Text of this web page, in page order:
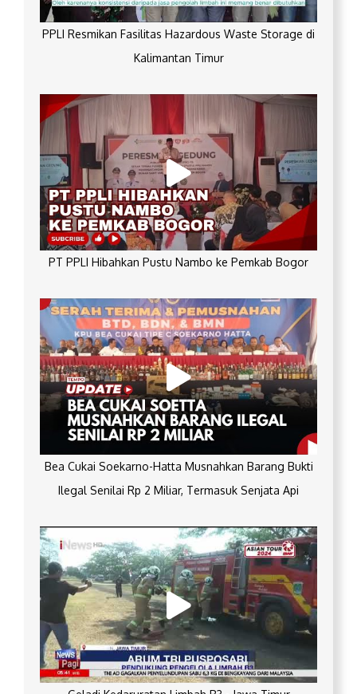
PPLI Resmikan Fasilitas Hazardous Waste Storage di
Kalimantan Timur
PT PPLI Hibahkan Pustu Nambo ke Pemkab Bogor
Bea Cukai Soekarno-Hatta Musnahkan Barang Bukti
Ilegal Senilai Rp 2 Miliar, Termasuk Senjata Api